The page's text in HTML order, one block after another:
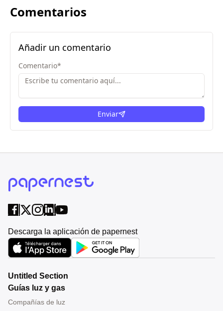
Comentarios
Añadir un comentario
Comentario*
Enviar
Descarga la aplicación de papernest
Untitled Section
Guías luz y gas
Compañías de luz